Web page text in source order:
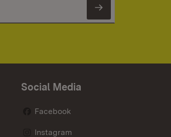
Newsletter
Social Media
Facebook
Instagram